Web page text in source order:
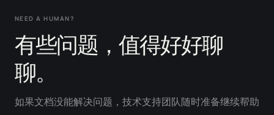
NEED A HUMAN?
有些问题，值得好好聊
聊。
如果文档没能解决问题，技术支持团队随时准备继续帮助